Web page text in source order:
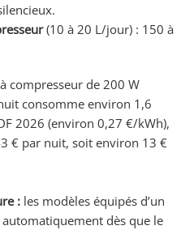
(10 à 20 L/jour) : 150 à
compresseur de 200 W
consomme environ 1,6
2026 (environ 0,27 €/kWh),
€ par nuit, soit environ 13 €
: les modèles équipés d’un
dès que le